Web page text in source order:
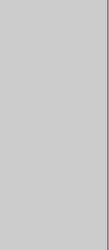
mit schwarzem